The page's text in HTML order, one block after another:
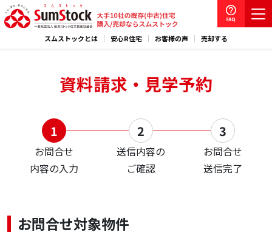
スムストックとは 安心R住宅 お客様の声 売却する
資料請求・見学予約
お問合せ
内容の入力
送信内容の
ご確認
お問合せ
送信完了
お問合せ対象物件